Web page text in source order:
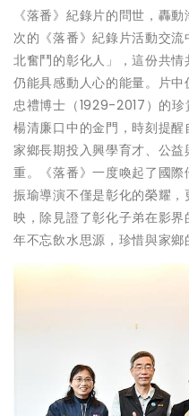
《落番》紀錄片的問世，
次的《落番》紀錄片活動交
北奮鬥的彰化人」，這份共情
仍能具感動人心的能量。片
忠禮博士（1929-2017）的
楊清廉口中的金門，時刻提
家鄉長期投入興學育才、公
重。《落番》一度喚起了國
振瑜導演不僅是彰化的榮耀
映，除見證了彰化子弟在影
年不忘飲水思源，珍惜與家鄉